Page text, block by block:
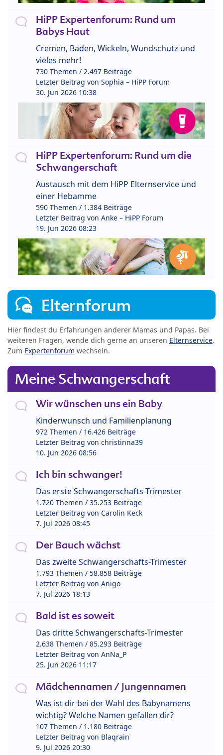
HiPP Expertenforum: Rund um
Babys Haut
Cremen, Baden, Wickeln, Wundschutz und
vieles mehr!
730 Themen / 2.497 Beiträge
Letzter Beitrag von Sophia – HiPP Forum
30. Jun 2026 10:38
HiPP Expertenforum: Rund um die
Schwangerschaft
Austausch mit dem HiPP Elternservice und
einer Hebamme
590 Themen / 1.384 Beiträge
Letzter Beitrag von Anke – HiPP Forum
19. Jun 2026 08:23
Elternforum
Hier findest du Erfahrungen anderer Mamas und Papas. Bei
weiteren Fragen, wende dich gerne an unseren Elternservice.
Zum Expertenforum wechseln.
Meine Schwangerschaft
Wir wünschen uns ein Baby
Kinderwunsch und Familienplanung
972 Themen / 16.426 Beiträge
Letzter Beitrag von christinna39
10. Jun 2026 08:56
Ich bin schwanger!
Das erste Schwangerschafts-Trimester
1.720 Themen / 35.253 Beiträge
Letzter Beitrag von Carolin Keck
7. Jul 2026 08:45
Der Bauch wächst
Das zweite Schwangerschafts-Trimester
1.793 Themen / 58.858 Beiträge
Letzter Beitrag von Anigo
7. Jul 2026 18:13
Bald ist es soweit
Das dritte Schwangerschafts-Trimester
2.638 Themen / 85.293 Beiträge
Letzter Beitrag von AnNa_P
25. Jun 2026 11:17
Mädchennamen / Jungennamen
Was ist dir bei der Wahl des Babynamens
wichtig? Welche Namen gefallen dir?
107 Themen / 1.180 Beiträge
Letzter Beitrag von Blaqrain
9. Jul 2026 20:30